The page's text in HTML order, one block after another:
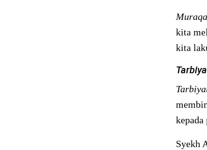
kita
kita
Syekh